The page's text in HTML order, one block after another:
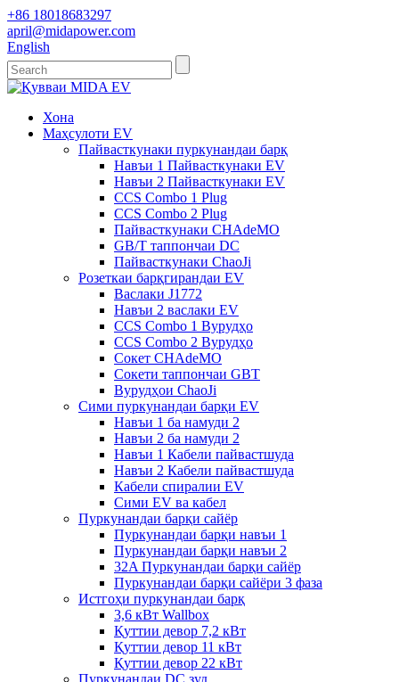
+86 18018683297
april@midapower.com
English
Хона
Маҳсулоти EV
Пайвасткунаки пуркунандаи барқ
Навъи 1 Пайвасткунаки EV
Навъи 2 Пайвасткунаки EV
CCS Combo 1 Plug
CCS Combo 2 Plug
Пайвасткунаки CHAdeMO
GB/T таппончаи DC
Пайвасткунаки ChaoJi
Розеткаи барқгирандаи EV
Васлаки J1772
Навъи 2 васлаки EV
CCS Combo 1 Вурудҳо
CCS Combo 2 Вурудҳо
Сокет CHAdeMO
Сокети таппончаи GBT
Вурудҳои ChaoJi
Сими пуркунандаи барқи EV
Навъи 1 ба намуди 2
Навъи 2 ба намуди 2
Навъи 1 Кабели пайвастшуда
Навъи 2 Кабели пайвастшуда
Кабели спиралии EV
Сими EV ва кабел
Пуркунандаи барқи сайёр
Пуркунандаи барқи навъи 1
Пуркунандаи барқи навъи 2
32A Пуркунандаи барқи сайёр
Пуркунандаи барқи сайёри 3 фаза
Истгоҳи пуркунандаи барқ
3,6 кВт Wallbox
Қуттии девор 7,2 кВт
Қуттии девор 11 кВт
Қуттии девор 22 кВт
Пуркунандаи DC зуд